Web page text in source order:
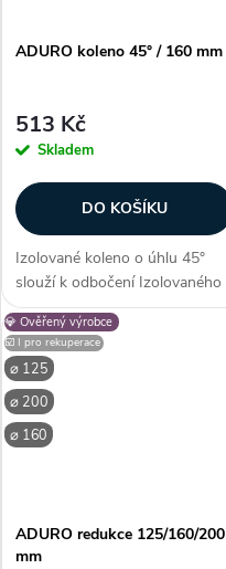
ů
ADURO koleno 45° / 160 mm
513 Kč
Skladem
DO KOŠÍKU
Izolované koleno o úhlu 45°
slouží k odbočení Izolovaného
vzduchotechnického potrubí
ADURO o rozměru 160 mm. V
případě spojení dvou 45° kolen
a spojky, vytvoříte variabilní...
⌀ 125
💎 Ověřený výrobce
⌀ 200
⌀ 160
☑️ I pro rekuperace
ADURO redukce 125/160/200
mm